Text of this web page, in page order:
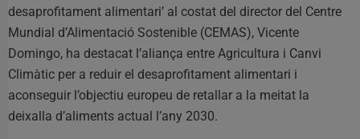
desaprofitament alimentari’ al costat del director del Centre
Mundial d’Alimentació Sostenible (CEMAS), Vicente
Domingo, ha destacat l’aliança entre Agricultura i Canvi
Climàtic per a reduir el desaprofitament alimentari i
aconseguir l’objectiu europeu de retallar a la meitat la
deixalla d’aliments actual l’any 2030.